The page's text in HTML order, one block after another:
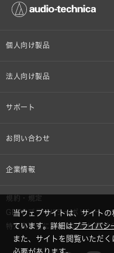
個人向け製品
オンラインストア限定
車載製品
法人向け製品
設備音響機器
半導体レーザー応用製品
サポート
個人向け製品サポート
お問い合わせ
その他、メディア 取材関連等の
企業情報
株式会社オーディオテクニカ
採用情報
GLOBAL-オーディオテクニカ
規約・規定
GDPRプライバシーポリシー
特定商取引に関する法律に基づ
当ウェブサイトは、サイト
ています。詳細はプライバシ
また、サイトを閲覧いただ